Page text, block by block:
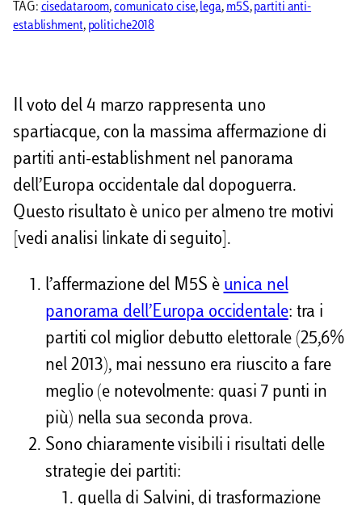
n
TAG: cisedataroom, comunicato cise, lega, m5S, partiti anti-
establishment, politiche2018
Il voto del 4 marzo rappresenta uno
spartiacque, con la massima affermazione di
partiti anti-establishment nel panorama
dell’Europa occidentale dal dopoguerra.
Questo risultato è unico per almeno tre motivi
[vedi analisi linkate di seguito].
l’affermazione del M5S è unica nel
panorama dell’Europa occidentale: tra i
partiti col miglior debutto elettorale (25,6%
nel 2013), mai nessuno era riuscito a fare
meglio (e notevolmente: quasi 7 punti in
più) nella sua seconda prova.
Sono chiaramente visibili i risultati delle
strategie dei partiti:
quella di Salvini, di trasformazione